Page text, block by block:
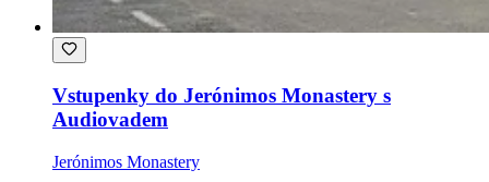
Vstupenky do Jerónimos Monastery s
Audiovadem
Jerónimos Monastery